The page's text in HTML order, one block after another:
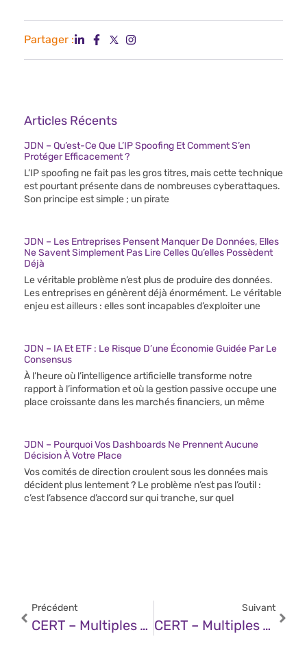
Partager :
Articles Récents
JDN – Qu’est-Ce Que L’IP Spoofing Et Comment S’en
Protéger Efficacement ?
L’IP spoofing ne fait pas les gros titres, mais cette technique
est pourtant présente dans de nombreuses cyberattaques.
Son principe est simple ; un pirate
JDN – Les Entreprises Pensent Manquer De Données, Elles
Ne Savent Simplement Pas Lire Celles Qu’elles Possèdent
Déjà
Le véritable problème n’est plus de produire des données.
Les entreprises en génèrent déjà énormément. Le véritable
enjeu est ailleurs : elles sont incapables d’exploiter une
JDN – IA Et ETF : Le Risque D’une Économie Guidée Par Le
Consensus
À l’heure où l’intelligence artificielle transforme notre
rapport à l’information et où la gestion passive occupe une
place croissante dans les marchés financiers, un même
JDN – Pourquoi Vos Dashboards Ne Prennent Aucune
Décision À Votre Place
Vos comités de direction croulent sous les données mais
décident plus lentement ? Le problème n’est pas l’outil :
c’est l’absence d’accord sur qui tranche, sur quel
Précédent
CERT – Multiples Vulnérabilités Dans Les Produits SonicWall (09 Mai 2025)
Suivant
CERT – Multiples Vulnérabilités Dans Les Produits F5 (09 Mai 2025)